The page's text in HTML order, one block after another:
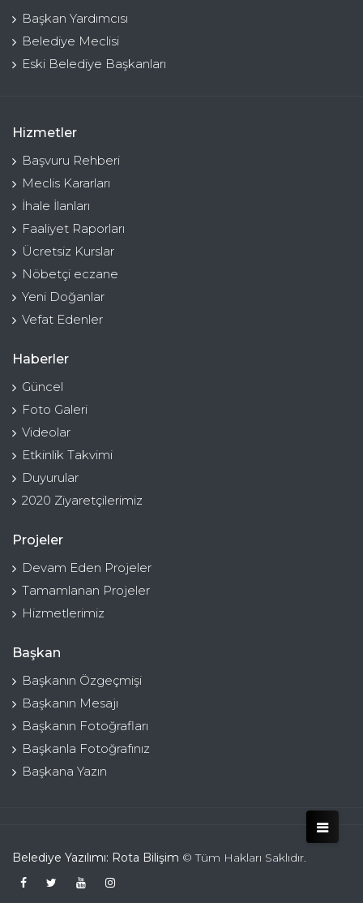
Başkan Yardımcısı
Belediye Meclisi
Eski Belediye Başkanları
Hizmetler
Başvuru Rehberi
Meclis Kararları
İhale İlanları
Faaliyet Raporları
Ücretsiz Kurslar
Nöbetçi eczane
Yeni Doğanlar
Vefat Edenler
Haberler
Güncel
Foto Galeri
Videolar
Etkinlik Takvimi
Duyurular
2020 Ziyaretçilerimiz
Projeler
Devam Eden Projeler
Tamamlanan Projeler
Hizmetlerimiz
Başkan
Başkanın Özgeçmişi
Başkanın Mesajı
Başkanın Fotoğrafları
Başkanla Fotoğrafınız
Başkana Yazın
Belediye Yazılımı: Rota Bilişim © Tüm Hakları Saklıdır.